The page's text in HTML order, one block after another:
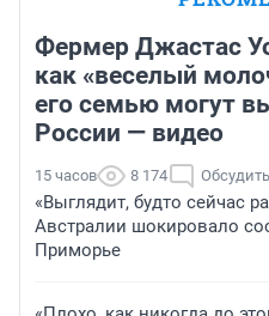
Фермер Джастас
как «веселый
его семью могут
России — видео
15 часов 8 174 Обсудить
«Выглядит, будто сейчас
Австралии шокировало
Приморье